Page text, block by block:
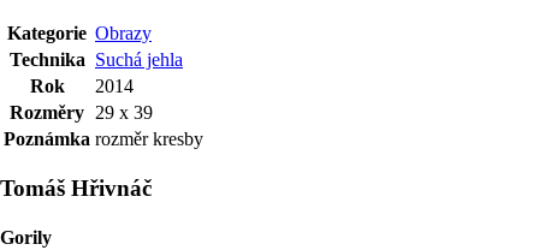
Kategorie Obrazy
Technika Suchá jehla
Rok
2014
Rozměry 29 x 39
Poznámka rozměr kresby
Tomáš Hřivnáč
Gorily